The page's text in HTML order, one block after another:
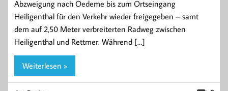
Abzweigung nach Oedeme bis zum Ortseingang
Heiligenthal für den Verkehr wieder freigegeben – samt
dem auf 2,50 Meter verbreiterten Radweg zwischen
Heiligenthal und Rettmer. Während […]
Weiterlesen »